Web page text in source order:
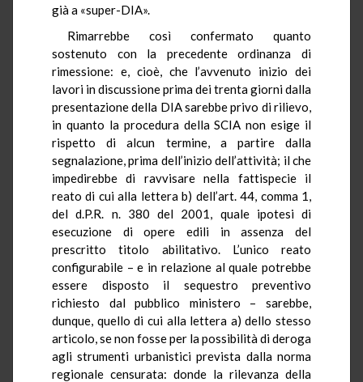
già a «super-DIA».
Rimarrebbe così confermato quanto
sostenuto con la precedente ordinanza di
rimessione: e, cioè, che l’avvenuto inizio dei
lavori in discussione prima dei trenta giorni dalla
presentazione della DIA sarebbe privo di rilievo,
in quanto la procedura della SCIA non esige il
rispetto di alcun termine, a partire dalla
segnalazione, prima dell’inizio dell’attività; il che
impedirebbe di ravvisare nella fattispecie il
reato di cui alla lettera b) dell’art. 44, comma 1,
del d.P.R. n. 380 del 2001, quale ipotesi di
esecuzione di opere edili in assenza del
prescritto titolo abilitativo. L’unico reato
configurabile – e in relazione al quale potrebbe
essere disposto il sequestro preventivo
richiesto dal pubblico ministero – sarebbe,
dunque, quello di cui alla lettera a) dello stesso
articolo, se non fosse per la possibilità di deroga
agli strumenti urbanistici prevista dalla norma
regionale censurata: donde la rilevanza della